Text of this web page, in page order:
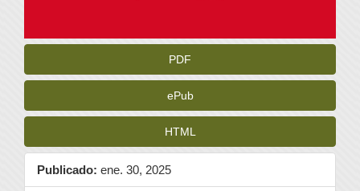
PDF
ePub
HTML
Publicado: ene. 30, 2025